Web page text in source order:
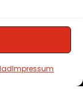
Impressum